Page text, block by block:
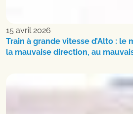
15 avril 2026
Train à grande vitesse d’Alto : le
la mauvaise direction, au